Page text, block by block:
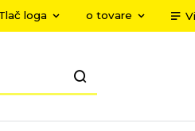
loga o tovare